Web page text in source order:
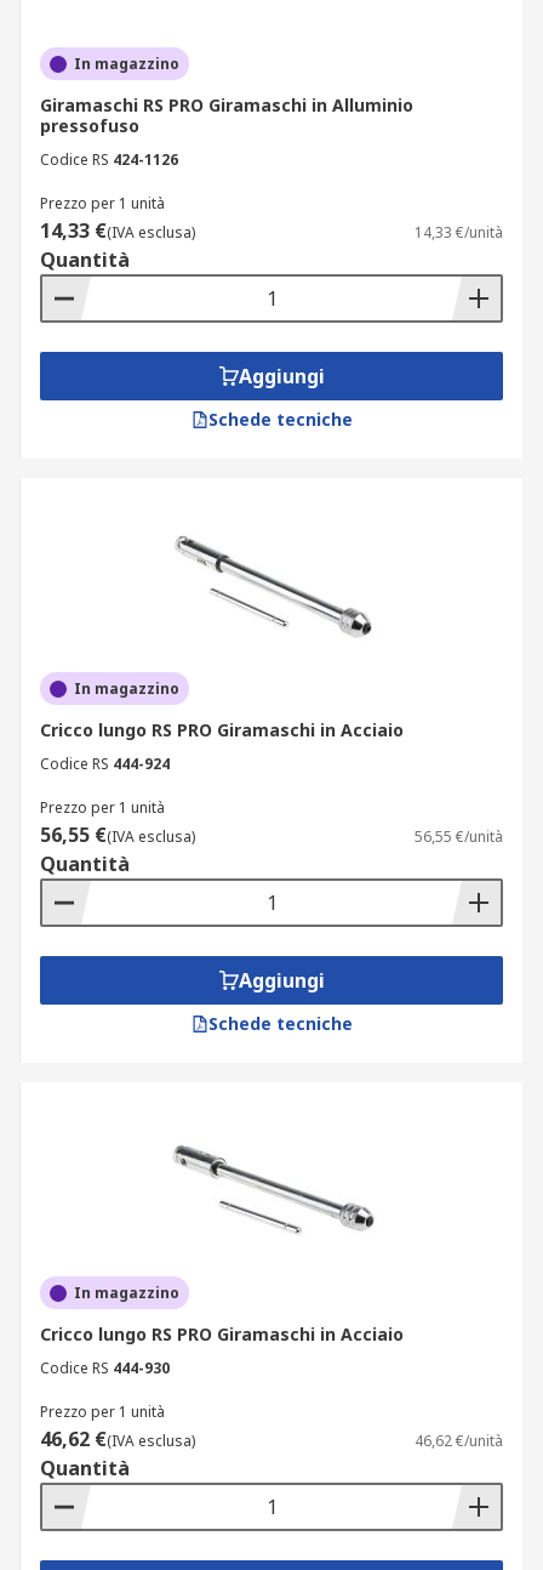
In magazzino
Giramaschi RS PRO Giramaschi in Alluminio
pressofuso
Codice RS 424-1126
Prezzo per 1 unità
14,33 €(IVA esclusa) 14,33 €/unità
Quantità
Aggiungi
Schede tecniche
In magazzino
Cricco lungo RS PRO Giramaschi in Acciaio
Codice RS 444-924
Prezzo per 1 unità
56,55 €(IVA esclusa) 56,55 €/unità
Quantità
Aggiungi
Schede tecniche
In magazzino
Cricco lungo RS PRO Giramaschi in Acciaio
Codice RS 444-930
Prezzo per 1 unità
46,62 €(IVA esclusa) 46,62 €/unità
Quantità